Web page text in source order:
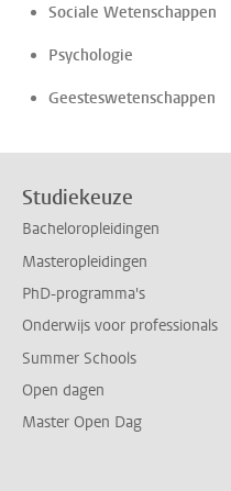
Sociale Wetenschappen
Psychologie
Geesteswetenschappen
Studiekeuze
Bacheloropleidingen
Masteropleidingen
PhD-programma's
Onderwijs voor professionals
Summer Schools
Open dagen
Master Open Dag